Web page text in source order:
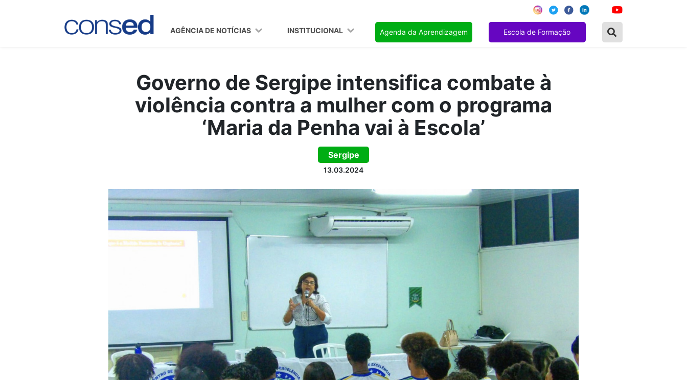
AGÊNCIA DE NOTÍCIAS INSTITUCIONAL Agenda da Aprendizagem Escola de Formação
Governo de Sergipe intensifica combate à
violência contra a mulher com o programa
‘Maria da Penha vai à Escola’
Sergipe
13.03.2024